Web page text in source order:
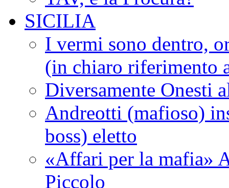
SICILIA
I vermi sono dentro,
(in chiaro riferimento
Diversamente Onesti
Andreotti (mafioso)
boss) eletto
«Affari per la mafia»
Piccolo